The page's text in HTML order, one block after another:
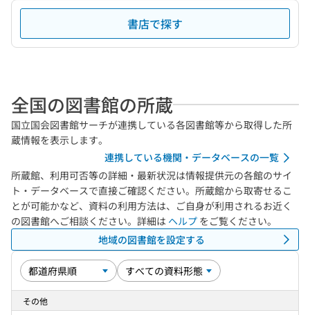
書店で探す
全国の図書館の所蔵
国立国会図書館サーチが連携している各図書館等から取得した所
蔵情報を表示します。
連携している機関・データベースの一覧
所蔵館、利用可否等の詳細・最新状況は情報提供元の各館のサイ
ト・データベースで直接ご確認ください。所蔵館から取寄せるこ
とが可能かなど、資料の利用方法は、ご自身が利用されるお近く
の図書館へご相談ください。詳細は ヘルプ をご覧ください。
地域の図書館を設定する
その他